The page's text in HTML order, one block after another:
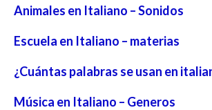
Animales en Italiano – Sonidos
Escuela en Italiano – materias
¿Cuántas palabras se usan en
Música en Italiano – Generos